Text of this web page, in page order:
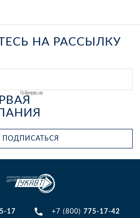
НА РАССЫЛКУ
Выберите рассылку
ПОДПИСАТЬСЯ
17 +7 (800) 775-17-42